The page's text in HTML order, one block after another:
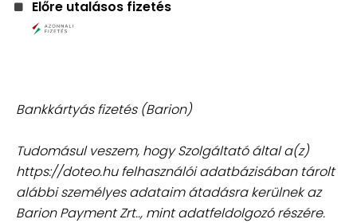
Előre utalásos fizetés
Bankkártyás fizetés (Barion)
Tudomásul veszem, hogy Szolgáltató által a(z)
https://doteo.hu felhasználói adatbázisában tárolt
alábbi személyes adataim átadásra kerülnek az
Barion Payment Zrt.., mint adatfeldolgozó részére.